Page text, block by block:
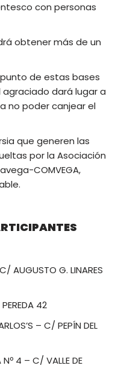
con personas
obtener más de un
de estas bases
dará lugar a
no poder canjear el
que generen las
por la Asociación
COMVEGA,
AUGUSTO G. LINARES
42
– C/ PEPÍN DEL
Nº 4 – C/ VALLE DE